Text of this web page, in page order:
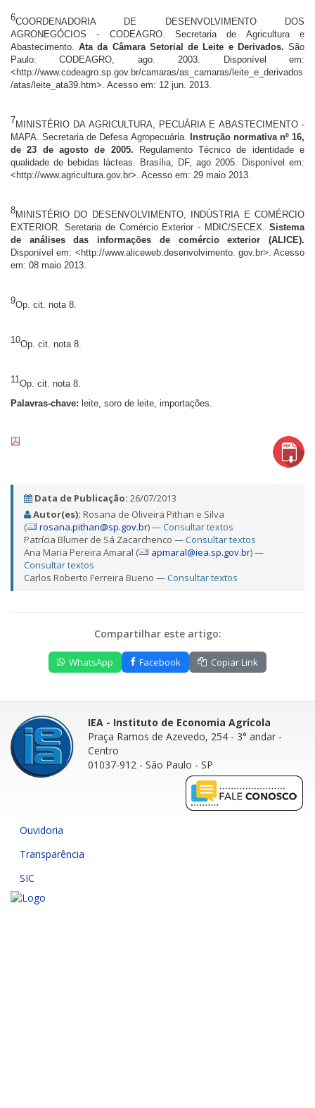
6COORDENADORIA DE DESENVOLVIMENTO DOS
AGRONEGÓCIOS - CODEAGRO. Secretaria de Agricultura e
Abastecimento.Ata da Câmara Setorial de Leite e Derivados. São
Paulo: CODEAGRO, ago. 2003. Disponível em:
<http://www.codeagro.sp.gov.br/camaras/as_camaras/leite_e_derivados
/atas/leite_ata39.htm>. Acesso em: 12 jun. 2013.
7MINISTÉRIO DA AGRICULTURA, PECUÁRIA E ABASTECIMENTO -
MAPA. Secretaria de Defesa Agropecuária. Instrução normativa nº 16,
de 23 de agosto de 2005. Regulamento Técnico de identidade e
qualidade de bebidas lácteas. Brasília, DF, ago 2005. Disponível em:
<http://www.agricultura.gov.br>. Acesso em: 29 maio 2013.
8MINISTÉRIO DO DESENVOLVIMENTO, INDÚSTRIA E COMÉRCIO
EXTERIOR. Seretaria de Comércio Exterior - MDIC/SECEX. Sistema
de análises das informações de comércio exterior (ALICE).
Disponível em: <http://www.aliceweb.desenvolvimento. gov.br>. Acesso
em: 08 maio 2013.
9Op. cit. nota 8.
10Op. cit. nota 8.
11 Op. cit. nota 8.
Palavras-chave: leite, soro de leite, importações.
Data de Publicação: 26/07/2013
Autor(es): Rosana de Oliveira Pithan e Silva
(
rosana.pithan@sp.gov.br) —Consultar textos
Patrícia Blumer de Sá Zacarchenco —Consultar textos
Ana Maria Pereira Amaral (
apmaral@iea.sp.gov.br) —
Consultar textos
Carlos Roberto Ferreira Bueno —Consultar textos
Compartilhar este artigo:
WhatsApp Facebook Copiar Link
IEA - Instituto de Economia Agrícola
Praça Ramos de Azevedo, 254 - 3° andar -
Centro
01037-912 - São Paulo - SP
Ouvidoria
Transparência
SIC